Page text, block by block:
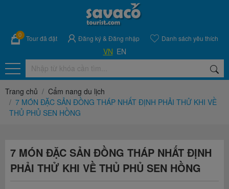
0 Tour đã đặt Đăng ký& Đăng nhập Danh sách yêu thích
VN EN
Trang chủ
Cẩm nang du lịch
7 MÓN ĐẶC SẢN ĐỒNG THÁP NHẤT ĐỊNH PHẢI THỬ KHI VỀ
THỦ PHỦ SEN HỒNG
7 MÓN ĐẶC SẢN ĐỒNG THÁP NHẤT ĐỊNH
PHẢI THỬ KHI VỀ THỦ PHỦ SEN HỒNG